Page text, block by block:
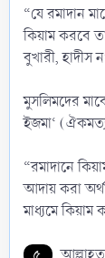
“যে রমাদান
কিয়াম করবে
বুখারী, হাদীস
মুসলিমদের
ইজমা‘
“রমাদানে
আদায় করা
মাধ্যমে কিয়াম